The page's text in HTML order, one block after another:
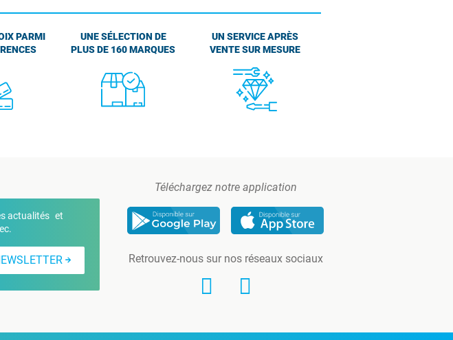
PARMI
UNE SÉLECTION DE
PLUS DE 160 MARQUES
UN SERVICE APRÈS
VENTE SUR MESURE
actualités et
Téléchargez notre application
Retrouvez-nous sur nos réseaux sociaux